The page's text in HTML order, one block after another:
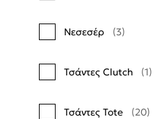
Νεσεσέρ (3)
Τσάντες Clutch (1)
Τσάντες Tote (20)